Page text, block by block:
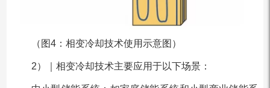
（图4：相变冷却技术使用示意图）
2）｜相变冷却技术主要应用于以下场景：